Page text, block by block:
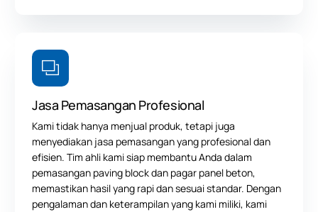
Jasa Pemasangan Profesional
Kami tidak hanya menjual produk, tetapi juga
menyediakan jasa pemasangan yang profesional dan
efisien. Tim ahli kami siap membantu Anda dalam
pemasangan paving block dan pagar panel beton,
memastikan hasil yang rapi dan sesuai standar. Dengan
pengalaman dan keterampilan yang kami miliki, kami